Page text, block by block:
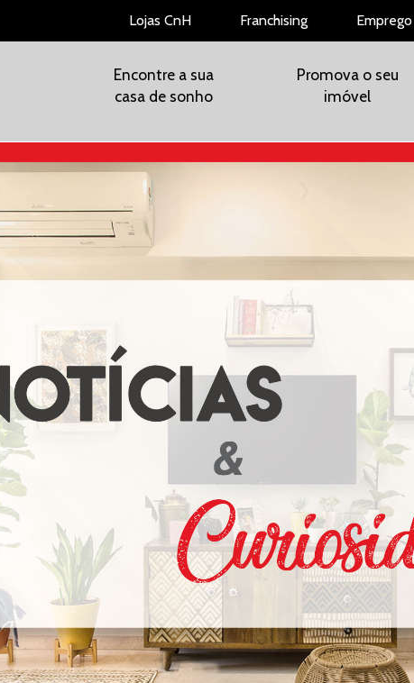
Lojas CnH Franchising Emprego
Encontre a sua
casa de sonho
Promova o seu
imóvel